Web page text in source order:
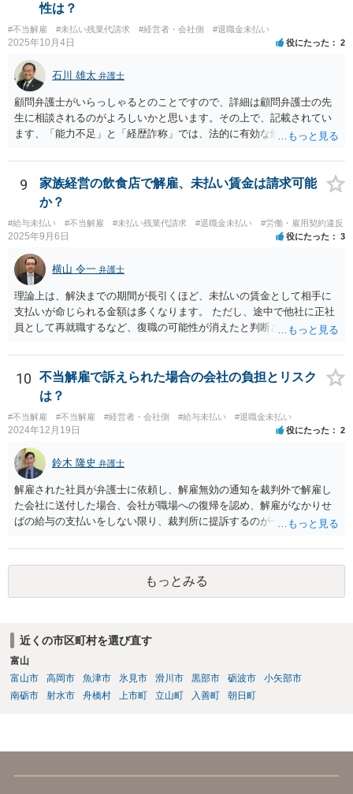
性は？
#不当解雇 #未払い残業代請求 #経営者・会社側 #退職金未払い
2025年10月4日 役にたった 2
石川 雄太 弁護士
顧問弁護士がいらっしゃるとのことですので、詳細は顧問弁護士の先
生に相談されるのがよろしいかと思います。その上で、記載されてい
ます、「能力不足」と「経歴詐称」では、法的に有効な解雇理由とす
いのです。 また、高度人材の中途社員であっても、解雇しやすいわけ
ではないです。 労働契約法１６条では、「解雇は、客観的に合理的な
理由を欠き、社会通念上相当であると認められない場合は、その権利
を濫用したものとして、無効とする。」と定めています。 そのため、
解雇が認められるためには、「改善の見込みがないほどの著しい能力
不足」や「会社に重大な損害を与えた」などの客観的の事情及び証拠
が必要となります。今回のケースのように、一度の会議資料の誤り程
度では、適法な解雇理由として認められることはまずありません。 ま
た、経歴詐称を理由とする解雇が有効になるのは、その詐称が「企業
の採用決定に重大な影響を与えるもの」と考えられています。今回の
ケースでは、過去２年の経歴が「業務委託」か「社員」かという点
は、過去２年間の業務内容自体を左右するものでなく、重大な詐称と
は判断されにくいでしょう。 そのため、いずれの理由も、適法な解雇
理由とすることは出来ないと考えます。 もっとも、上場を控えたベン
チャー企業とのことですし、社内のご事情については、顧問弁護士が
詳しく知るところと推察いたしますので、詳細は顧問弁護士の先生に
相談されるのがよろしいかと思います。
9
家族経営の飲食店で解雇、未払い賃金は請求可能
か？
#給与未払い #不当解雇 #未払い残業代請求 #退職金未払い #労働・雇用契約違反
2025年9月6日 役にたった 3
横山 令一 弁護士
理論上は、解決までの期間が長引くほど、未払いの賃金として相手に
支払いが命じられる金額は多くなります。 ただし、途中で他社に正社
員として再就職するなど、復職の可能性が消えたと判断されると、そ
また、生計を立てるためにアルバイトなどで代わりの収入を得ること
までは否定されませんが、その場合、一定割合を上限に代わりに得た
収入が未払いの賃金の金額から差し引かれることがあります。 そのた
め、必ずしも期間に比例するとは限らないことにご注意ください。 現
在の労働基準法の上では、賃金の請求権の消滅時効は３年間で、給料
日ごとに時効の起算が始まります。そのため、遅くとも、最初の未払
い賃金の給料日から３年以内に訴訟を提起する必要があります。
10
不当解雇で訴えられた場合の会社の負担とリスク
は？
#不当解雇 #不当解雇 #経営者・会社側 #給与未払い #退職金未払い
2024年12月19日 役にたった 2
鈴木 隆史 弁護士
解雇された社員が弁護士に依頼し、解雇無効の通知を裁判外で解雇し
た会社に送付した場合、会社が職場への復帰を認め、解雇がなかりせ
ばの給与の支払いをしない限り、裁判所に提訴するのが一般的な流れ
なると思います。 また、一定期間分の給与を支払い、解雇ではなく円
満退社として和解する形での解決もありあるかもしれませんが、その
場合も和解金は必要になるかと思います。
もっとみる
近くの市区町村を選び直す
富山
富山市
高岡市 魚津市 氷見市 滑川市 黒部市 砺波市
小矢部市
南砺市
射水市 舟橋村 上市町 立山町 入善町 朝日町